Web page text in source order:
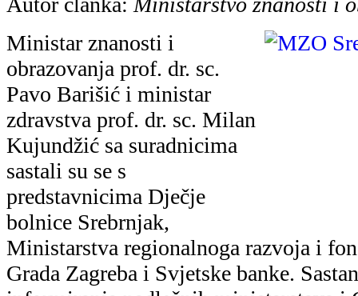
medicini Srebrnjak" te definiranja
Projekt „Centar kompetencije u
Srebrnjak" predviđa uspostavu
centra za translacijsku medicinu koji
klinička istraživanja i praksu,
skupine koje surađuju na važnim
problemima. Ministar Barišić istaknuo
znanstvenih otkrića i olakšavanja
svrhu povećanja zdravlja djece u
okruženju te naglasio spremnost
potporu provedbi projekta.